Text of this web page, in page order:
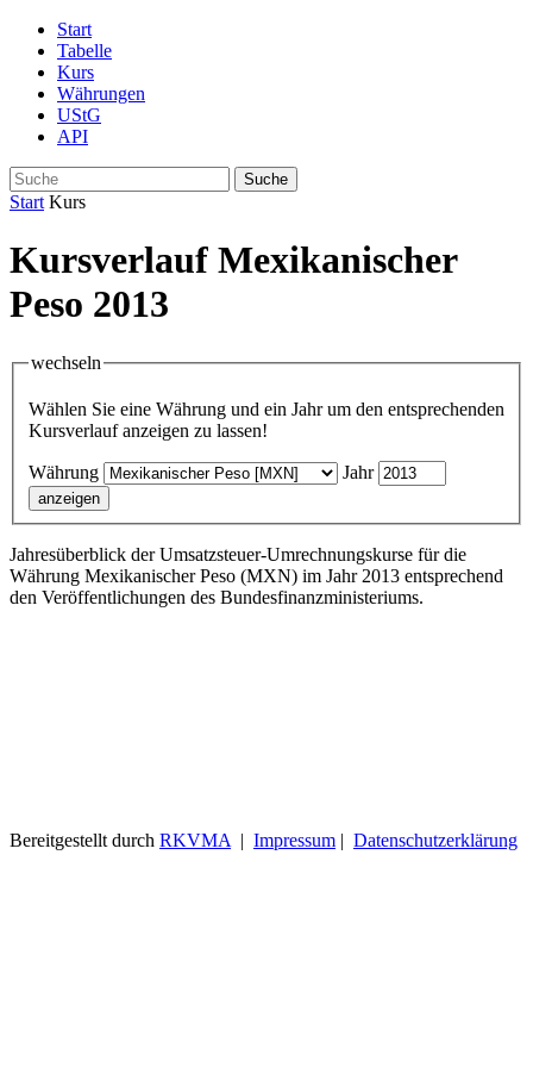
Start
Tabelle
Kurs
Währungen
UStG
API
Suche
Start Kurs
Kursverlauf Mexikanischer
Peso 2013
wechseln
Wählen Sie eine Währung und ein Jahr um den entsprechenden
Kursverlauf anzeigen zu lassen!
Währung Jahr
Jahresüberblick der Umsatzsteuer-Umrechnungskurse für die
Währung Mexikanischer Peso (MXN) im Jahr 2013 entsprechend
den Veröffentlichungen des Bundesfinanzministeriums.
Bereitgestellt durch RKVMA| Impressum Datenschutzerklärung